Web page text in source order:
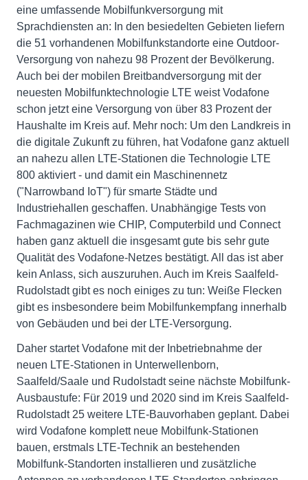
eine umfassende Mobilfunkversorgung mit
Sprachdiensten an: In den besiedelten Gebieten liefern
die 51 vorhandenen Mobilfunkstandorte eine Outdoor-
Versorgung von nahezu 98 Prozent der Bevölkerung.
Auch bei der mobilen Breitbandversorgung mit der
neuesten Mobilfunktechnologie LTE weist Vodafone
schon jetzt eine Versorgung von über 83 Prozent der
Haushalte im Kreis auf. Mehr noch: Um den Landkreis in
die digitale Zukunft zu führen, hat Vodafone ganz aktuell
an nahezu allen LTE-Stationen die Technologie LTE
800 aktiviert - und damit ein Maschinennetz
("Narrowband IoT") für smarte Städte und
Industriehallen geschaffen. Unabhängige Tests von
Fachmagazinen wie CHIP, Computerbild und Connect
haben ganz aktuell die insgesamt gute bis sehr gute
Qualität des Vodafone-Netzes bestätigt. All das ist aber
kein Anlass, sich auszuruhen. Auch im Kreis Saalfeld-
Rudolstadt gibt es noch einiges zu tun: Weiße Flecken
gibt es insbesondere beim Mobilfunkempfang innerhalb
von Gebäuden und bei der LTE-Versorgung.
Daher startet Vodafone mit der Inbetriebnahme der
neuen LTE-Stationen in Unterwellenborn,
Saalfeld/Saale und Rudolstadt seine nächste Mobilfunk-
Ausbaustufe: Für 2019 und 2020 sind im Kreis Saalfeld-
Rudolstadt 25 weitere LTE-Bauvorhaben geplant. Dabei
wird Vodafone komplett neue Mobilfunk-Stationen
bauen, erstmals LTE-Technik an bestehenden
Mobilfunk-Standorten installieren und zusätzliche